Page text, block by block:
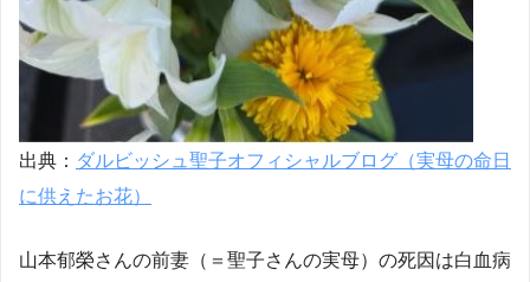
出典： ダルビッシュ聖子オフィシャルブログ（実母の命日
に供えたお花）
山本郁榮さんの前妻（＝聖子さんの実母）の死因は白血病